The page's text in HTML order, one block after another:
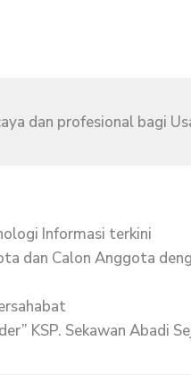
dan profesional bagi
Informasi terkini
dan Calon Anggota
KSP. Sekawan Abadi